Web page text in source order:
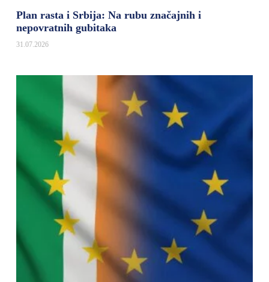
Plan rasta i Srbija: Na rubu značajnih i
nepovratnih gubitaka
31.07.2026